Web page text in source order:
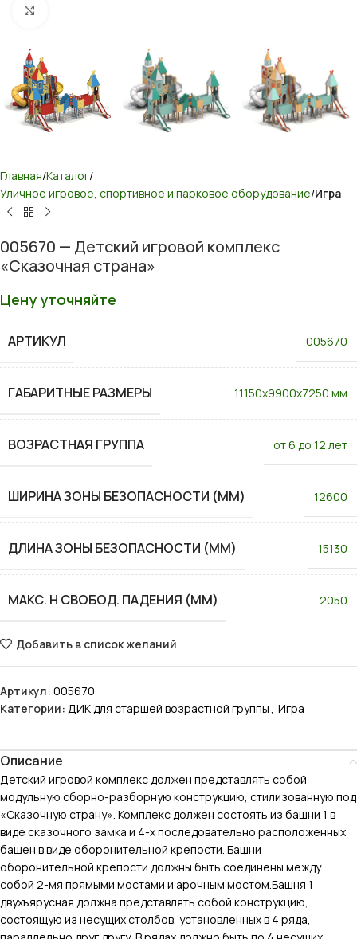
Главная Каталог
Уличное игровое, спортивное и парковое оборудование Игра
005670 — Детский игровой комплекс
«Сказочная страна»
Цену уточняйте
АРТИКУЛ 005670
ГАБАРИТНЫЕ РАЗМЕРЫ 11150x9900x7250 мм
ВОЗРАСТНАЯ ГРУППА от 6 до 12 лет
ШИРИНА ЗОНЫ БЕЗОПАСНОСТИ (ММ) 12600
ДЛИНА ЗОНЫ БЕЗОПАСНОСТИ (ММ) 15130
МАКС. H СВОБОД. ПАДЕНИЯ (ММ) 2050
Добавить в список желаний
Артикул: 005670
Категории: ДИК для старшей возрастной группы, Игра
Описание
Детский игровой комплекс должен представлять собой
модульную сборно-разборную конструкцию, стилизованную под
«Сказочную страну». Комплекс должен состоять из башни 1 в
виде сказочного замка и 4-х последовательно расположенных
башен в виде оборонительной крепости. Башни
оборонительной крепости должны быть соединены между
собой 2-мя прямыми мостами и арочным мостом.Башня 1
двухъярусная должна представлять собой конструкцию,
состоящую из несущих столбов, установленных в 4 ряда,